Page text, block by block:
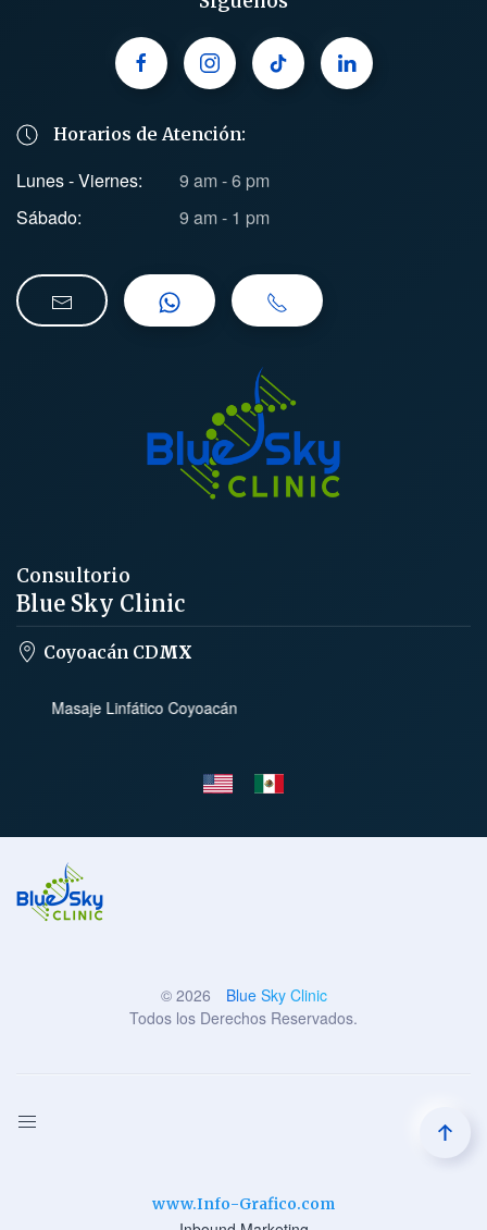
Horarios de Atención:
Lunes - Viernes:
9 am - 6 pm
Sábado:
9 am - 1 pm
Consultorio
Blue Sky Clinic
Coyoacán CDMX
Depilación Láser Soprano Coyoacán
© 2026
Blue Sky Clinic
Todos los Derechos Reservados.
www.Info-Grafico.com